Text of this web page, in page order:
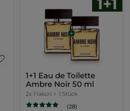
1+1 Eau de Toilette
Ambre Noir 50 ml
2x Flakon = 1 Stück
(28)